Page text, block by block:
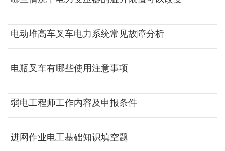
电动堆高车叉车电力系统常见故障分析
电瓶叉车有哪些使用注意事项
弱电工程师工作内容及申报条件
进网作业电工基础知识填空题